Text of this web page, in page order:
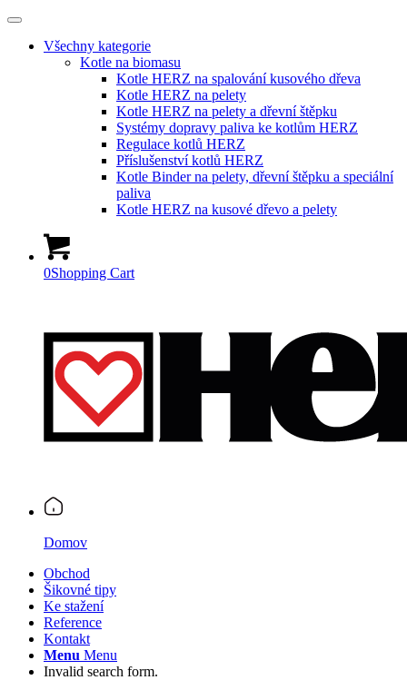
Všechny kategorie
Kotle na biomasu
Kotle HERZ na spalování kusového dřeva
Kotle HERZ na pelety
Kotle HERZ na pelety a dřevní štěpku
Systémy dopravy paliva ke kotlům HERZ
Regulace kotlů HERZ
Příslušenství kotlů HERZ
Kotle Binder na pelety, dřevní štěpku a speciální
paliva
Kotle HERZ na kusové dřevo a pelety
0Shopping Cart
Domov
Obchod
Šikovné tipy
Ke stažení
Reference
Kontakt
Menu Menu
Invalid search form.